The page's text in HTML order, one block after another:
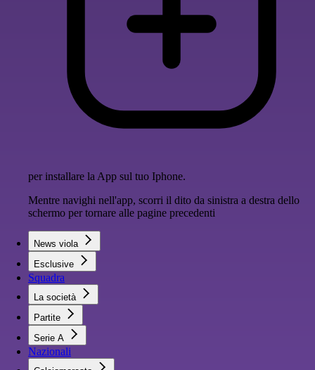
per installare la App sul tuo Iphone.
Mentre navighi nell'app, scorri il dito da sinistra a destra dello
schermo per tornare alle pagine precedenti
News viola
Esclusive
Squadra
La società
Partite
Serie A
Nazionali